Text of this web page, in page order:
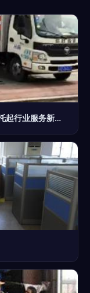
你好搬家公司重庆沙坪坝分部正式开业，托起行业服务新起点